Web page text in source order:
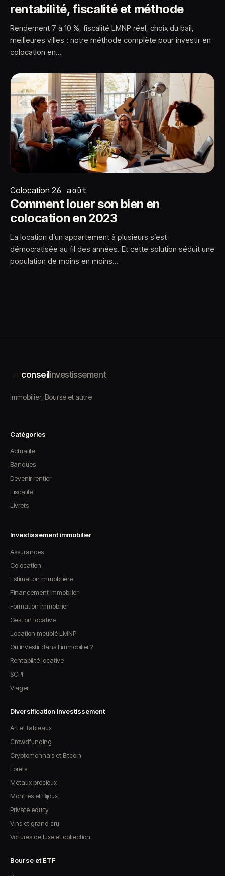
rentabilité, fiscalité et méthode
Rendement 7 à 10 %, fiscalité LMNP réel, choix du bail,
meilleures villes : notre méthode complète pour investir en
colocation en…
Colocation 26 août
Comment louer son bien en
colocation en 2023
La location d’un appartement à plusieurs s’est
démocratisée au fil des années. Et cette solution séduit une
population de moins en moins…
conseil investissement
Immobilier, Bourse et autre
Catégories
Actualité
Banques
Devenir rentier
Fiscalité
Livrets
Investissement immobilier
Assurances
Colocation
Estimation immobilière
Financement immobilier
Formation immobilier
Gestion locative
Location meublé LMNP
Ou investir dans l'immobilier ?
Rentabilité locative
SCPI
Viager
Diversification investissement
Art et tableaux
Crowdfunding
Cryptomonnais et Bitcoin
Forets
Métaux précieux
Montres et Bijoux
Private equity
Vins et grand cru
Voitures de luxe et collection
Bourse et ETF